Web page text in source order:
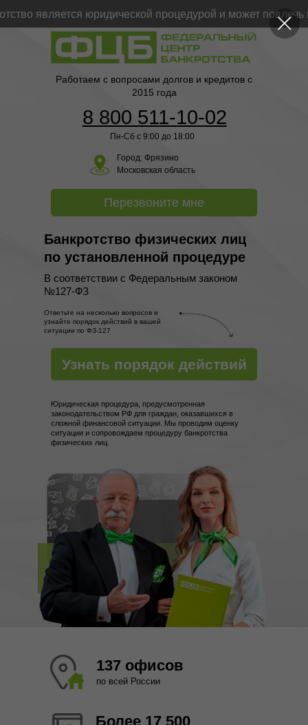
является юридической процедурой и может повлечь
В соответствии с Федеральным законом
№127-ФЗ
Банкротство физических лиц
по установленной процедуре
Узнать порядок действий
Юридическая процедура, предусмотренная
законодательством РФ для граждан, оказавшихся в
сложной финансовой ситуации. Мы проводим оценку
ситуации и сопровождаем процедуру банкротства
физических лиц.
Ответьте на несколько вопросов и
узнайте порядок действий в вашей
ситуации по ФЗ-127
Перезвоните мне
8 800 511-10-02
Пн-Сб с 9:00 до 18:00
Город: Фрязино
Московская область
Работаем с вопросами долгов и кредитов с
2015 года
Более 17 500
по всей России
137 офисов